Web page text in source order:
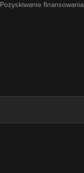
Pozyskiwanie finansowania